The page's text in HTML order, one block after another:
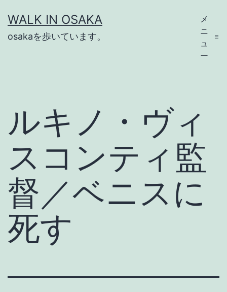
ン
テ
WALK IN OSAKA
osakaを歩いています。
メ
ニ
ュ
ー
ルキノ・ヴィ
スコンティ監
督／ベニスに
死す